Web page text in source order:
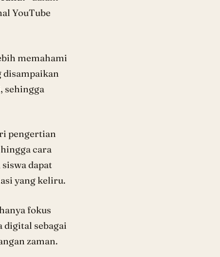
YouTube
memahami
disampaikan
sehingga
pengertian
cara
dapat
yang keliru.
fokus
digital sebagai
zaman.